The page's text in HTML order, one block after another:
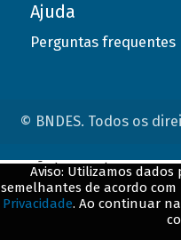
Ajuda
Perguntas frequentes
© BNDES. Todos os
Aviso: Utilizamos dados
semelhantes de acordo com
Privacidade. Ao continuar
ConteÃºdo complementar
${title}${badge}